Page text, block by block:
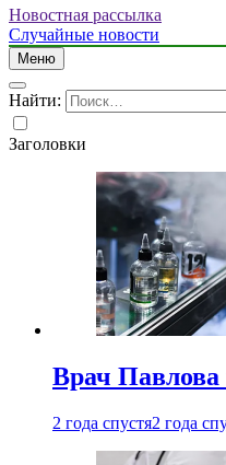
Новостная рассылка
Случайные новости
Меню
Найти:
Заголовки
Врач Павлова
2 года спустя2 года